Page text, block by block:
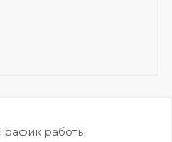
График работы